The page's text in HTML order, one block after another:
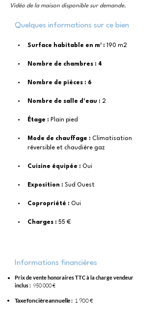
Vidéo de la maison disponible sur demande.
Quelques informations sur ce bien
Surface habitable en m² : 190 m2
Nombre de chambres : 4
Nombre de pièces : 6
Nombre de salle d'eau : 2
Étage : Plain pied
Mode de chauffage : Climatisation
réversible et chaudière gaz
Cuisine équipée : Oui
Exposition : Sud Ouest
Copropriété : Oui
Charges : 55 €
Informations financières
Prix de vente honoraires TTC à la charge vendeur
inclus : 950 000 €
Taxe foncière annuelle : 1 900 €